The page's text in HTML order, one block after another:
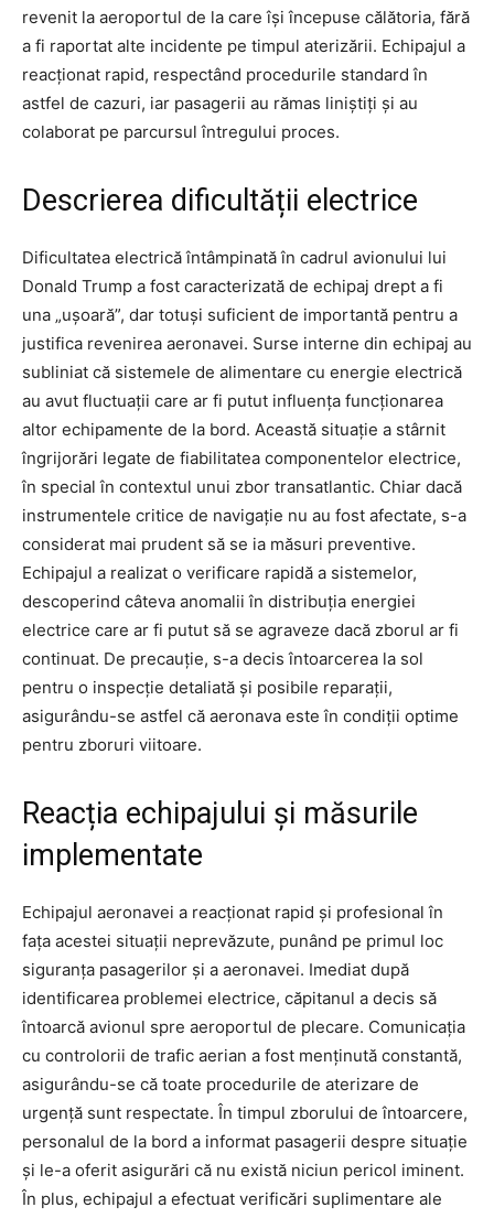
revenit la aeroportul de la care își începuse călătoria, fără
a fi raportat alte incidente pe timpul aterizării. Echipajul a
reacționat rapid, respectând procedurile standard în
astfel de cazuri, iar pasagerii au rămas liniștiți și au
colaborat pe parcursul întregului proces.
Descrierea dificultății electrice
Dificultatea electrică întâmpinată în cadrul avionului lui
Donald Trump a fost caracterizată de echipaj drept a fi
una „ușoară”, dar totuși suficient de importantă pentru a
justifica revenirea aeronavei. Surse interne din echipaj au
subliniat că sistemele de alimentare cu energie electrică
au avut fluctuații care ar fi putut influența funcționarea
altor echipamente de la bord. Această situație a stârnit
îngrijorări legate de fiabilitatea componentelor electrice,
în special în contextul unui zbor transatlantic. Chiar dacă
instrumentele critice de navigație nu au fost afectate, s-a
considerat mai prudent să se ia măsuri preventive.
Echipajul a realizat o verificare rapidă a sistemelor,
descoperind câteva anomalii în distribuția energiei
electrice care ar fi putut să se agraveze dacă zborul ar fi
continuat. De precauție, s-a decis întoarcerea la sol
pentru o inspecție detaliată și posibile reparații,
asigurându-se astfel că aeronava este în condiții optime
pentru zboruri viitoare.
Reacția echipajului și măsurile
implementate
Echipajul aeronavei a reacționat rapid și profesional în
fața acestei situații neprevăzute, punând pe primul loc
siguranța pasagerilor și a aeronavei. Imediat după
identificarea problemei electrice, căpitanul a decis să
întoarcă avionul spre aeroportul de plecare. Comunicația
cu controlorii de trafic aerian a fost menținută constantă,
asigurându-se că toate procedurile de aterizare de
urgență sunt respectate. În timpul zborului de întoarcere,
personalul de la bord a informat pasagerii despre situație
și le-a oferit asigurări că nu există niciun pericol iminent.
În plus, echipajul a efectuat verificări suplimentare ale